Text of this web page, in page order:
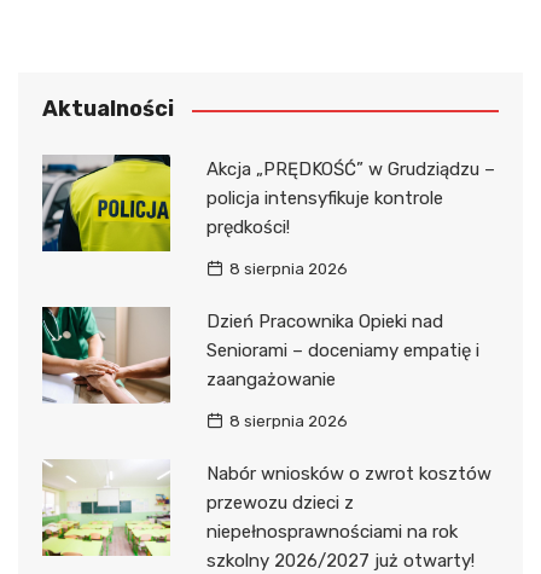
Aktualności
Akcja „PRĘDKOŚĆ” w Grudziądzu –
policja intensyfikuje kontrole
prędkości!
8 sierpnia 2026
Dzień Pracownika Opieki nad
Seniorami – doceniamy empatię i
zaangażowanie
8 sierpnia 2026
Nabór wniosków o zwrot kosztów
przewozu dzieci z
niepełnosprawnościami na rok
szkolny 2026/2027 już otwarty!